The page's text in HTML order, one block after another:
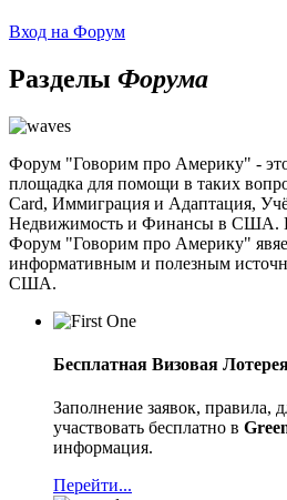
Вход на Форум
Разделы Форума
Форум "Говорим про Америку" -
площадка для помощи в таких
Card, Иммиграция и Адаптация,
Недвижимость и Финансы в США.
Форум "Говорим про Америку"
информативным и полезным
США.
Бесплатная Визовая
Заполнение заявок, правила,
участвовать бесплатно в
информация.
Перейти...